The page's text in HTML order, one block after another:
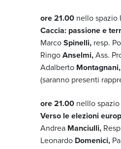
ore 21.00 nello spazio
Caccia: passione e
MarcoSpinelli, resp.
RingoAnselmi,Ass.
Adalberto Montagnani,
(saranno presenti
ore 21.00 nelllo
Verso le elezioni
Andrea Manciulli,
Leonardo Domenici,